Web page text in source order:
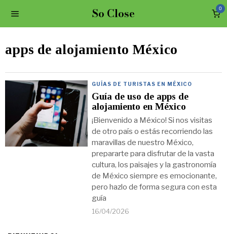
So Close 0
apps de alojamiento México
GUÍAS DE TURISTAS EN MÉXICO
Guía de uso de apps de
alojamiento en México
¡Bienvenido a México! Si nos visitas
de otro país o estás recorriendo las
maravillas de nuestro México,
prepararte para disfrutar de la vasta
cultura, los paisajes y la gastronomía
de México siempre es emocionante,
pero hazlo de forma segura con esta
guía
16/04/2026